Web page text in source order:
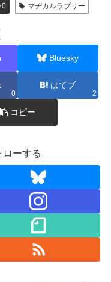
0 マヂカルラブリー
Bluesky
0
はてブ
2
コピー
ーする